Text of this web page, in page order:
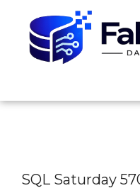
content
SQL Saturday